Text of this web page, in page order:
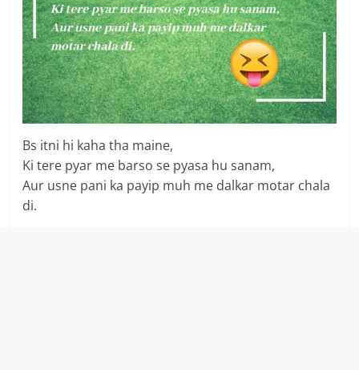
Bs itni hi kaha tha maine,
Ki tere pyar me barso se pyasa hu sanam,
Aur usne pani ka payip muh me dalkar motar chala
di.